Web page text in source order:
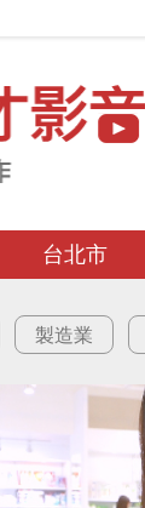
台北市
製造業